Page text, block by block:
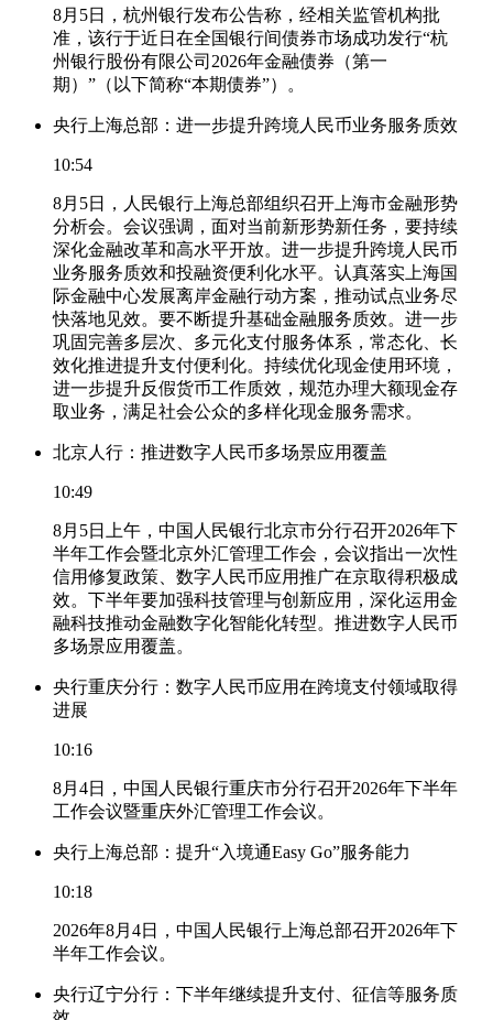
8月5日，杭州银行发布公告称，经相关监管机构批
准，该行于近日在全国银行间债券市场成功发行“杭
州银行股份有限公司2026年金融债券（第一
期）”（以下简称“本期债券”）。
央行上海总部：进一步提升跨境人民币业务服务质效
10:54
8月5日，人民银行上海总部组织召开上海市金融形势
分析会。会议强调，面对当前新形势新任务，要持续
深化金融改革和高水平开放。进一步提升跨境人民币
业务服务质效和投融资便利化水平。认真落实上海国
际金融中心发展离岸金融行动方案，推动试点业务尽
快落地见效。要不断提升基础金融服务质效。进一步
巩固完善多层次、多元化支付服务体系，常态化、长
效化推进提升支付便利化。持续优化现金使用环境，
进一步提升反假货币工作质效，规范办理大额现金存
取业务，满足社会公众的多样化现金服务需求。
北京人行：推进数字人民币多场景应用覆盖
10:49
8月5日上午，中国人民银行北京市分行召开2026年下
半年工作会暨北京外汇管理工作会，会议指出一次性
信用修复政策、数字人民币应用推广在京取得积极成
效。下半年要加强科技管理与创新应用，深化运用金
融科技推动金融数字化智能化转型。推进数字人民币
多场景应用覆盖。
央行重庆分行：数字人民币应用在跨境支付领域取得
进展
10:16
8月4日，中国人民银行重庆市分行召开2026年下半年
工作会议暨重庆外汇管理工作会议。
央行上海总部：提升“入境通Easy Go”服务能力
10:18
2026年8月4日，中国人民银行上海总部召开2026年下
半年工作会议。
央行辽宁分行：下半年继续提升支付、征信等服务质